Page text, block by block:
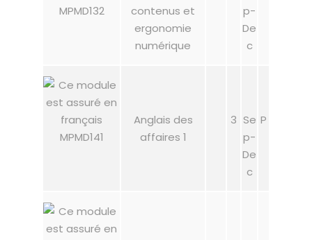
MPMD132
contenus et
ergonomie
numérique
p-
De
c
MPMD141
Anglais des
affaires 1
3 Se
p-
De
c
P